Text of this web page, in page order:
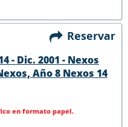
Reservar
- Dic. 2001 - Nexos
Año 8 Nexos 14
en formato papel.